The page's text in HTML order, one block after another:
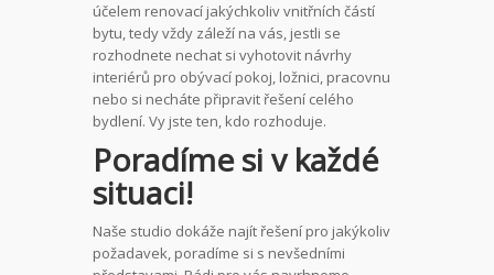
účelem renovací jakýchkoliv vnitřních částí
bytu, tedy vždy záleží na vás, jestli se
rozhodnete nechat si vyhotovit návrhy
interiérů pro obývací pokoj, ložnici, pracovnu
nebo si necháte připravit řešení celého
bydlení. Vy jste ten, kdo rozhoduje.
Poradíme si v každé
situaci!
Naše studio dokáže najít řešení pro jakýkoliv
požadavek, poradíme si s nevšedními